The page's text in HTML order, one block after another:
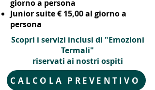
giorno a persona
Junior suite € 15,00 al giorno a
persona
Scopri i servizi inclusi di "Emozioni
Termali"
riservati ai nostri ospiti
CALCOLA PREVENTIVO